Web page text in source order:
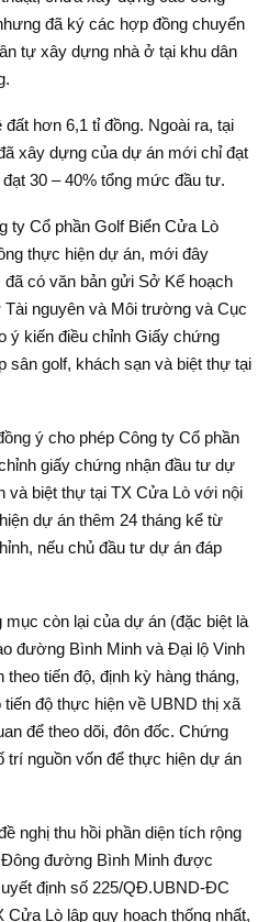
đã ký các hợp đồng chuyển
tự xây dựng nhà ở tại khu dân
hơn 6,1 tỉ đồng. Ngoài ra, tại
xây dựng của dự án mới chỉ đạt
30 – 40% tổng mức đầu tư.
ty Cổ phần Golf Biển Cửa Lò
thực hiện dự án, mới đây
có văn bản gửi Sở Kế hoạch
nguyên và Môi trường và Cục
ý kiến điều chỉnh Giấy chứng
sân golf, khách sạn và biệt thự tại
ý cho phép Công ty Cổ phần
giấy chứng nhận đầu tư dự
và biệt thự tại TX Cửa Lò với nội
dự án thêm 24 tháng kể từ
nếu chủ đầu tư dự án đáp
mục còn lại của dự án (đặc biệt là
đường Bình Minh và Đại lộ Vinh
tiến độ, định kỳ hàng tháng,
độ thực hiện về UBND thị xã
để theo dõi, đôn đốc. Chứng
trí nguồn vốn để thực hiện dự án
nghị thu hồi phần diện tích rộng
đường Bình Minh được
định số 225/QĐ.UBND-ĐC
Cửa Lò lập quy hoạch thống nhất,